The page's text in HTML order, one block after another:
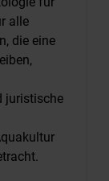
alle
die eine
juristische